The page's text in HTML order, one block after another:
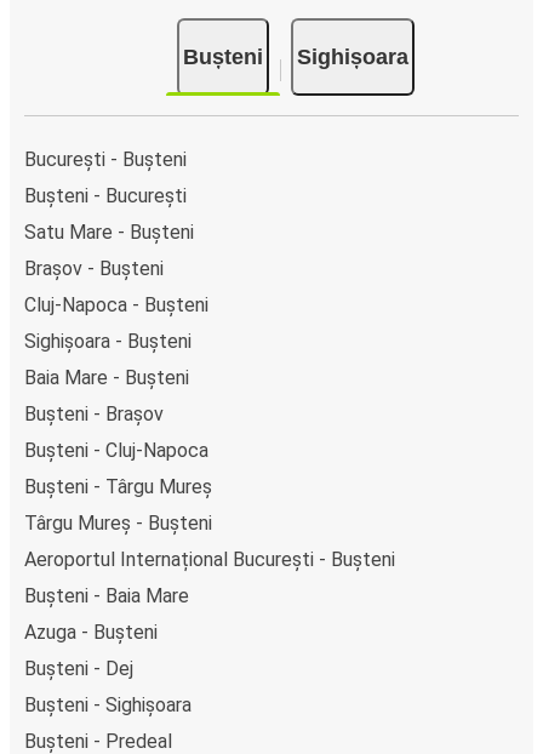
Bușteni Sighișoara
București - Bușteni
Bușteni - București
Satu Mare - Bușteni
Brașov - Bușteni
Cluj-Napoca - Bușteni
Sighișoara - Bușteni
Baia Mare - Bușteni
Bușteni - Brașov
Bușteni - Cluj-Napoca
Bușteni - Târgu Mureș
Târgu Mureș - Bușteni
Aeroportul Internațional București - Bușteni
Bușteni - Baia Mare
Azuga - Bușteni
Bușteni - Dej
Bușteni - Sighișoara
Bușteni - Predeal